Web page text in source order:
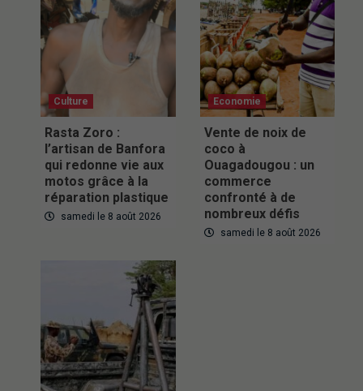
Culture
Rasta Zoro :
l’artisan de Banfora
qui redonne vie aux
motos grâce à la
réparation plastique
samedi le 8 août 2026
Economie
Vente de noix de
coco à
Ouagadougou : un
commerce
confronté à de
nombreux défis
samedi le 8 août 2026